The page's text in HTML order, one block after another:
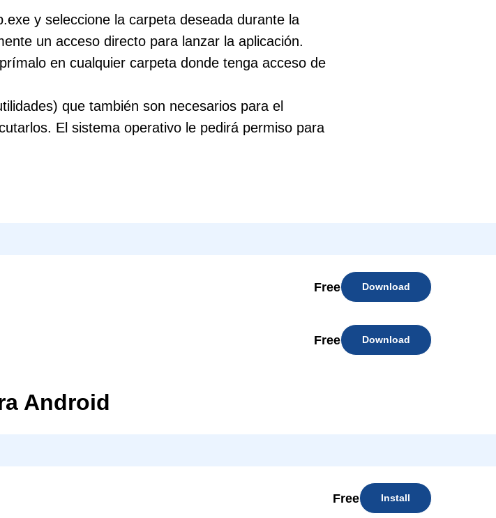
y seleccione la carpeta deseada durante la
un acceso directo para lanzar la aplicación.
en cualquier carpeta donde tenga acceso de
que también son necesarios para el
El sistema operativo le pedirá permiso para
Free Download
Free Download
Android
Free Install